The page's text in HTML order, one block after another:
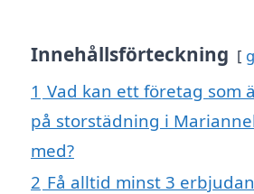
Innehållsförteckning
1 Vad kan ett företag som
på storstädning i
med?
2 Få alltid minst 3